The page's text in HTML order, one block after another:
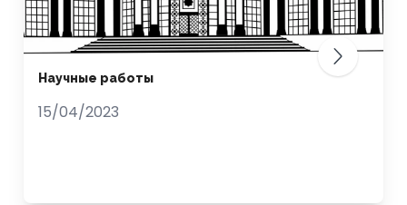
Научные работы
15/04/2023